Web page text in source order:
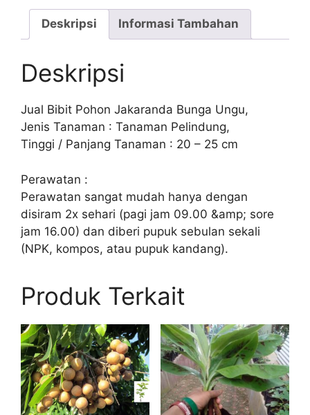
Deskripsi Informasi Tambahan
Deskripsi
Jual Bibit Pohon Jakaranda Bunga Ungu,
Jenis Tanaman : Tanaman Pelindung,
Tinggi / Panjang Tanaman : 20 – 25 cm
Perawatan :
Perawatan sangat mudah hanya dengan
disiram 2x sehari (pagi jam 09.00 &amp; sore
jam 16.00) dan diberi pupuk sebulan sekali
(NPK, kompos, atau pupuk kandang).
Produk Terkait